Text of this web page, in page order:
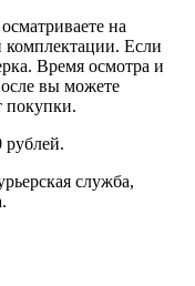
на
комплектации. Если
Время осмотра и
вы можете
покупки.
рублей.
служба,